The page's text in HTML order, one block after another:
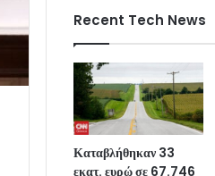
Recent Tech News
Καταβλήθηκαν 33
εκατ. ευρώ σε 67.746